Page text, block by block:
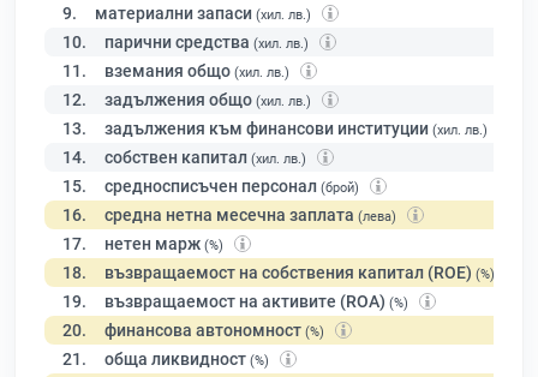
9. материални запаси (хил. лв.)
10. парични средства (хил. лв.)
11. вземания общо (хил. лв.)
12. задължения общо (хил. лв.)
13. задължения към финансови институции (хил. лв.)
14. собствен капитал (хил. лв.)
15. средносписъчен персонал (брой)
16. средна нетна месечна заплата (лева)
17. нетен марж (%)
18. възвращаемост на собствения капитал (ROE) (%)
19. възвращаемост на активите (ROA) (%)
20. финансова автономност (%)
21. обща ликвидност (%)